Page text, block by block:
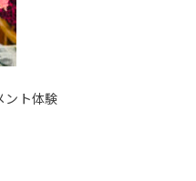
ント体験